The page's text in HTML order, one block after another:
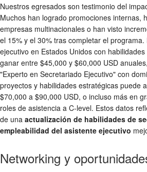
Nuestros egresados son testimonio del
Muchos han logrado promociones internas,
empresas multinacionales o han visto
el 15% y el 30% tras completar el
ejecutivo en Estados Unidos con
ganar entre $45,000 y $60,000 USD
"Experto en Secretariado Ejecutivo" con
proyectos y habilidades estratégicas puede
$70,000 a $90,000 USD, o incluso más en
roles de asistencia a C-level. Estos datos
de una actualización de habilidades de
empleabilidad del asistente ejecutivo
Networking y